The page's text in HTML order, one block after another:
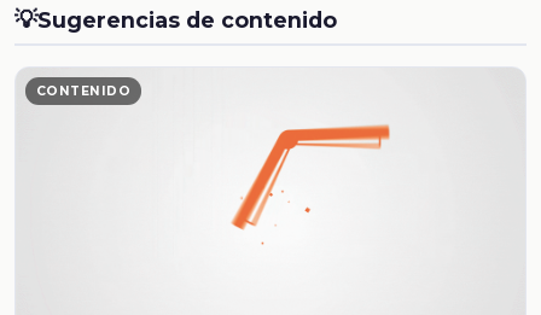
💡Sugerencias de contenido
CONTENIDO